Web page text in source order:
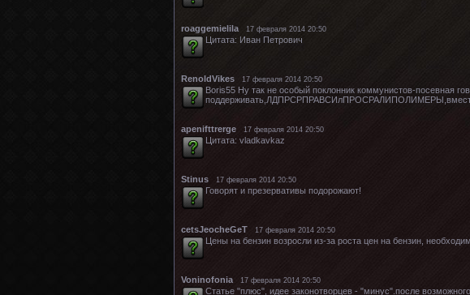
roaggemielila 17 февраля 2014 20:50
Цитата: Иван Петрович
RenoldVikes 17 февраля 2014 20:50
Boris55 Ну так не особый поклонник коммунистов-посевная
поддерживать,ЛДПРСРПРАВСИлПРОСРАЛИПОЛИМЕРЫ,вместе
apenifttrerge 17 февраля 2014 20:50
Цитата: vladkavkaz
Stinus 17 февраля 2014 20:50
Говорят и презервативы подорожают!
cetsJeocheGeT 17 февраля 2014 20:50
Цены на бензин возросли из-за роста цен на бензин,
Voninofonia 17 февраля 2014 20:50
Статье "плюс", идее законотворцев - "минус".после